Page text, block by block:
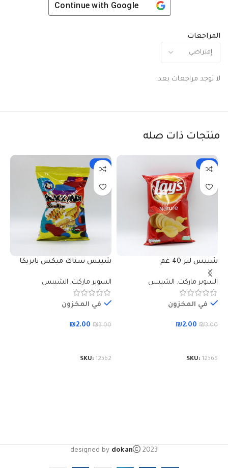
المراجعات
لا توجد مراجعات بعد.
Continue with Google
منتجات ذات صله
-33%
شيبس ليز 40 غم
السوبر ماركت, الشيبس
في المخزون
₪3.00
₪2.00
SKU: 12365
-33%
شيبس سناك ميكس بابريكا
السوبر ماركت, الشيبس
في المخزون
₪3.00
₪2.00
SKU: 12362
designed by dokan 2023